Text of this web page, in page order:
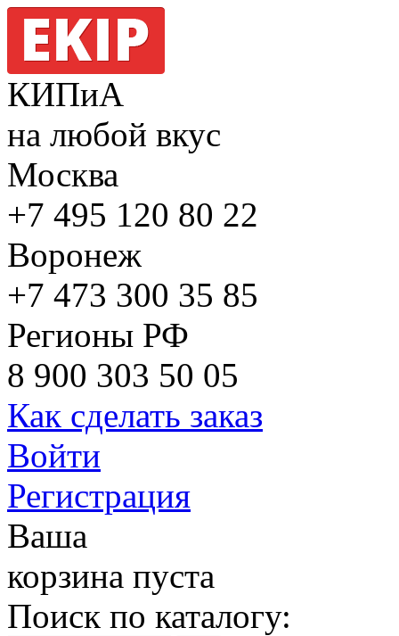
КИПиА
на любой вкус
Москва
+7 495 120 80 22
Воронеж
+7 473 300 35 85
Регионы РФ
8 900 303 50 05
Как сделать заказ
Войти
Регистрация
Ваша
корзина пуста
Поиск по каталогу: